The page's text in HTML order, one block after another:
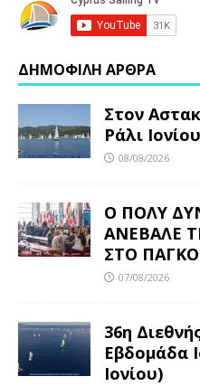
ΔΗΜΟΦΙΛΗ ΑΡΘΡΑ
Στον
Ράλι
08/08/2026
Ο ΠΟΛΥ
ΑΝΕΒΑΛΕ
ΣΤΟ
07/08/2026
36η
Εβδομάδα
Ιονίου)